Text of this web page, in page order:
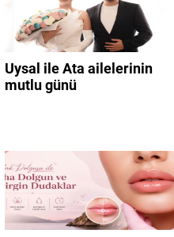
Uysal ile Ata ailelerinin
mutlu günü